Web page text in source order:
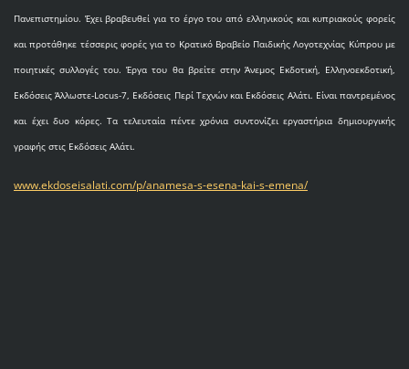
Πανεπιστημίου. Έχει βραβευθεί για το έργο του από ελληνικούς και κυπριακούς φορείς
και προτάθηκε τέσσερις φορές για το Κρατικό Βραβείο Παιδικής Λογοτεχνίας Κύπρου με
ποιητικές συλλογές του. Έργα του θα βρείτε στην Άνεμος Εκδοτική, Ελληνοεκδοτική,
Εκδόσεις Άλλωστε-Locus-7, Εκδόσεις Περί Τεχνών και Εκδόσεις Αλάτι. Είναι παντρεμένος
και έχει δυο κόρες. Τα τελευταία πέντε χρόνια συντονίζει εργαστήρια δημιουργικής
γραφής στις Εκδόσεις Αλάτι.
www.ekdoseisalati.com/p/anamesa-s-esena-kai-s-emena/